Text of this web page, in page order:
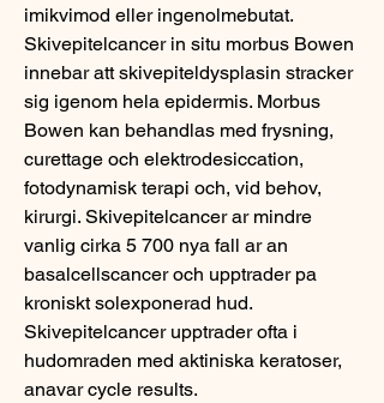
imikvimod eller ingenolmebutat.
Skivepitelcancer in situ morbus Bowen
innebar att skivepiteldysplasin stracker
sig igenom hela epidermis. Morbus
Bowen kan behandlas med frysning,
curettage och elektrodesiccation,
fotodynamisk terapi och, vid behov,
kirurgi. Skivepitelcancer ar mindre
vanlig cirka 5 700 nya fall ar an
basalcellscancer och upptrader pa
kroniskt solexponerad hud.
Skivepitelcancer upptrader ofta i
hudomraden med aktiniska keratoser,
anavar cycle results.